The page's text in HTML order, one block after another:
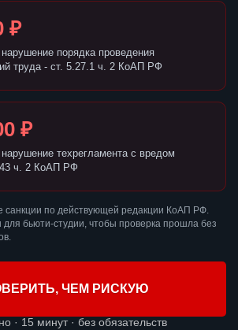
₽
порядка проведения
труда - ст. 5.27.1 ч. 2 КоАП РФ
₽
техрегламента с вредом
ч. 2 КоАП РФ
санкции по действующей редакции КоАП РФ.
для бьюти-студии, чтобы проверка прошла без
ЧЕМ РИСКУЮ
· 15 минут · без обязательств